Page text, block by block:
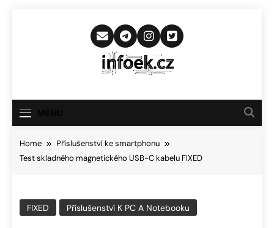
Infoek.cz
Novinkám
Home
Příslušenství ke smartphonu
Test skladného magnetického USB-C kabelu FIXED
FIXED Příslušenství K PC A Notebooku